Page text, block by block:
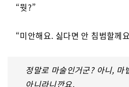
“뭣?”
“미안해요. 싫다면 안 침범할께
정말로 마술인거군? 아니, 마
아니라니깐요.